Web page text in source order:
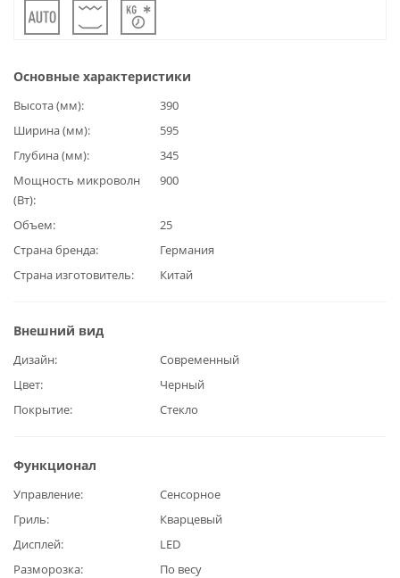
Основные характеристики
Высота (мм)
390
Ширина (мм)
595
Глубина (мм)
345
Мощность микроволн
(Вт)
900
Объем
25
Страна бренда
Германия
Страна изготовитель
Китай
Внешний вид
Дизайн
Современный
Цвет
Черный
Покрытие
Стекло
Функционал
Управление
Сенсорное
Гриль
Кварцевый
Дисплей
LED
Разморозка
По весу